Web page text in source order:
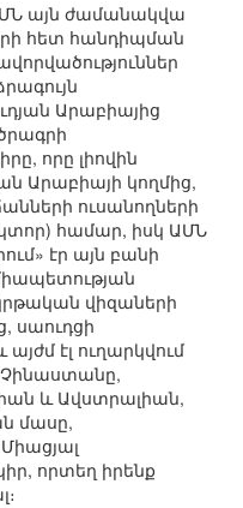
այն ժամանակվա
հետ հանդիպման
Արաբիայից
որը լիովին
Արաբիայի կողմից,
ուսանողների
համար, իսկ ԱՄՆ
էր այն բանի
վիզաների
սաուդցի
էլ ուղարկվում
Չինաստանը,
և Ավստրալիան,
մասը,
որտեղ իրենք